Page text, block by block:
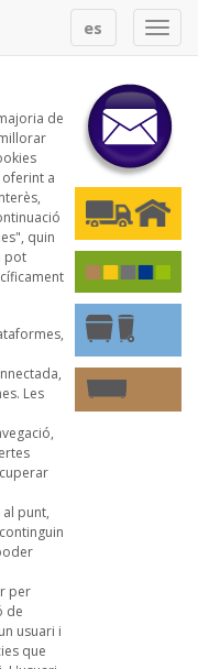
es
de
a
quin
pot
Les
punt,
per
de
usuari i
que